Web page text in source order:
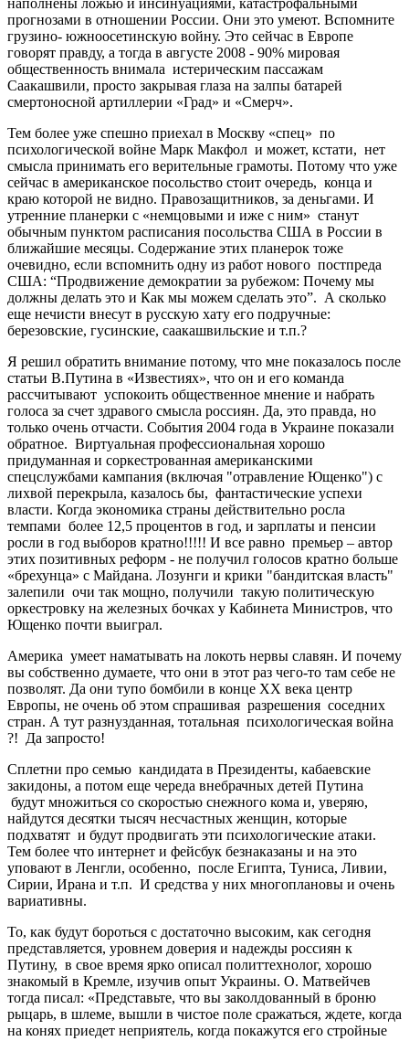
наполнены ложью и инсинуациями, катастрофальными
прогнозами в отношении России. Они это умеют. Вспомните
грузино- южноосетинскую войну. Это сейчас в Европе
говорят правду, а тогда в августе 2008 - 90% мировая
общественность внимала истерическим пассажам
Саакашвили, просто закрывая глаза на залпы батарей
смертоносной артиллерии «Град» и «Смерч».
Тем более уже спешно приехал в Москву «спец» по
психологической войне Марк Макфол и может, кстати, нет
смысла принимать его верительные грамоты. Потому что уже
сейчас в американское посольство стоит очередь, конца и
краю которой не видно. Правозащитников, за деньгами. И
утренние планерки с «немцовыми и иже с ним» станут
обычным пунктом расписания посольства США в России в
ближайшие месяцы. Содержание этих планерок тоже
очевидно, если вспомнить одну из работ нового постпреда
США: “Продвижение демократии за рубежом: Почему мы
должны делать это и Как мы можем сделать это”. А сколько
еще нечисти внесут в русскую хату его подручные:
березовские, гусинские, саакашвильские и т.п.?
Я решил обратить внимание потому, что мне показалось после
статьи В.Путина в «Известиях», что он и его команда
рассчитывают успокоить общественное мнение и набрать
голоса за счет здравого смысла россиян. Да, это правда, но
только очень отчасти. События 2004 года в Украине показали
обратное. Виртуальная профессиональная хорошо
придуманная и соркестрованная американскими
спецслужбами кампания (включая "отравление Ющенко") с
лихвой перекрыла, казалось бы, фантастические успехи
власти. Когда экономика страны действительно росла
темпами более 12,5 процентов в год, и зарплаты и пенсии
росли в год выборов кратно!!!!! И все равно премьер – автор
этих позитивных реформ - не получил голосов кратно больше
«брехунца» с Майдана. Лозунги и крики "бандитская власть"
залепили очи так мощно, получили такую политическую
оркестровку на железных бочках у Кабинета Министров, что
Ющенко почти выиграл.
Америка умеет наматывать на локоть нервы славян. И почему
вы собственно думаете, что они в этот раз чего-то там себе не
позволят. Да они тупо бомбили в конце ХХ века центр
Европы, не очень об этом спрашивая разрешения соседних
стран. А тут разнузданная, тотальная психологическая война
?! Да запросто!
Сплетни про семью кандидата в Президенты, кабаевские
закидоны, а потом еще череда внебрачных детей Путина
будут множиться со скоростью снежного кома и, уверяю,
найдутся десятки тысяч несчастных женщин, которые
подхватят и будут продвигать эти психологические атаки.
Тем более что интернет и фейсбук безнаказаны и на это
уповают в Ленгли, особенно, после Египта, Туниса, Ливии,
Сирии, Ирана и т.п. И средства у них многоплановы и очень
вариативны.
То, как будут бороться с достаточно высоким, как сегодня
представляется, уровнем доверия и надежды россиян к
Путину, в свое время ярко описал политтехнолог, хорошо
знакомый в Кремле, изучив опыт Украины. О. Матвейчев
тогда писал: «Представьте, что вы заколдованный в броню
рыцарь, в шлеме, вышли в чистое поле сражаться, ждете, когда
на конях приедет неприятель, когда покажутся его стройные